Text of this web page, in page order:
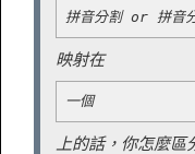
拼音分割 or 拼音
映射在
一個
上的話，你怎麼